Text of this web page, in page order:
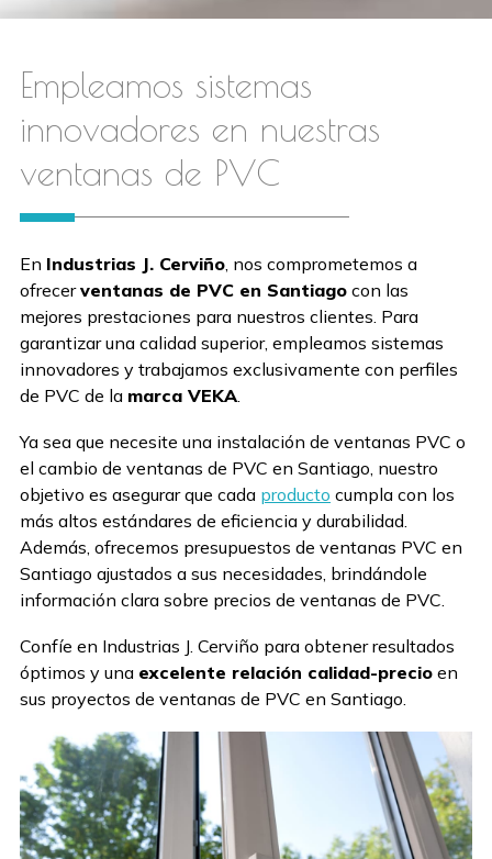
Empleamos sistemas
innovadores en nuestras
ventanas de PVC
En Industrias J. Cerviño , nos comprometemos a
ofrecerventanas de PVC en Santiago con las
mejores prestaciones para nuestros clientes. Para
garantizar una calidad superior, empleamos sistemas
innovadores y trabajamos exclusivamente con perfiles
de PVC de la marca VEKA
Ya sea que necesite una instalación de ventanas PVC o
el cambio de ventanas de PVC en Santiago, nuestro
objetivo es asegurar que cada producto cumpla con los
más altos estándares de eficiencia y durabilidad.
Además, ofrecemos presupuestos de ventanas PVC en
Santiago ajustados a sus necesidades, brindándole
información clara sobre precios de ventanas de PVC.
Confíe en Industrias J. Cerviño para obtener resultados
óptimos y una excelente relación calidad-precio en
sus proyectos de ventanas de PVC en Santiago.